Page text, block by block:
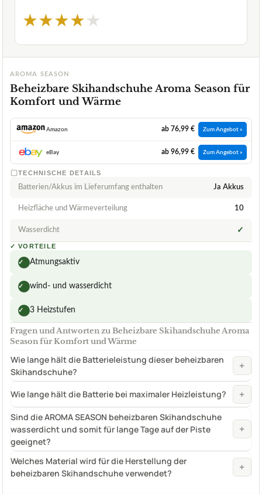
★★★★★
AROMA SEASON
Beheizbare Skihandschuhe Aroma Season für
Komfort und Wärme
Amazon ab 76,99 € Zum Angebot »
eBay ab 96,99 € Zum Angebot »
TECHNISCHE DETAILS
Batterien/Akkus im Lieferumfang enthalten Ja Akkus
Heizfläche und Wärmeverteilung 10
Wasserdicht ✓
✓ VORTEILE
✓ Atmungsaktiv
✓ wind- und wasserdicht
✓ 3 Heizstufen
Fragen und Antworten zu Beheizbare Skihandschuhe Aroma
Season für Komfort und Wärme
Wie lange hält die Batterieleistung dieser beheizbaren
Skihandschuhe?
+
Wie lange hält die Batterie bei maximaler Heizleistung? +
Sind die AROMA SEASON beheizbaren Skihandschuhe
wasserdicht und somit für lange Tage auf der Piste
geeignet?
+
Welches Material wird für die Herstellung der
beheizbaren Skihandschuhe verwendet?
+